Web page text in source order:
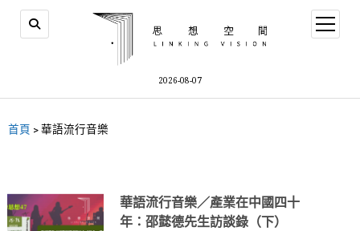
2026-08-07
首頁 >華語流行音樂
華語流行音樂／產業在中國四十
年：邵懿德先生訪談錄（下）